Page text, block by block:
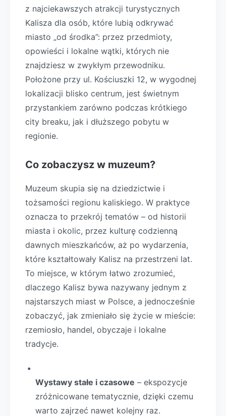
z najciekawszych atrakcji turystycznych
Kalisza dla osób, które lubią odkrywać
miasto „od środka”: przez przedmioty,
opowieści i lokalne wątki, których nie
znajdziesz w zwykłym przewodniku.
Położone przy ul. Kościuszki 12, w wygodnej
lokalizacji blisko centrum, jest świetnym
przystankiem zarówno podczas krótkiego
city breaku, jak i dłuższego pobytu w
regionie.
Co zobaczysz w muzeum?
Muzeum skupia się na dziedzictwie i
tożsamości regionu kaliskiego. W praktyce
oznacza to przekrój tematów – od historii
miasta i okolic, przez kulturę codzienną
dawnych mieszkańców, aż po wydarzenia,
które kształtowały Kalisz na przestrzeni lat.
To miejsce, w którym łatwo zrozumieć,
dlaczego Kalisz bywa nazywany jednym z
najstarszych miast w Polsce, a jednocześnie
zobaczyć, jak zmieniało się życie w mieście:
rzemiosło, handel, obyczaje i lokalne
tradycje.
Wystawy stałe i czasowe – ekspozycje
zróżnicowane tematycznie, dzięki czemu
warto zajrzeć nawet kolejny raz.